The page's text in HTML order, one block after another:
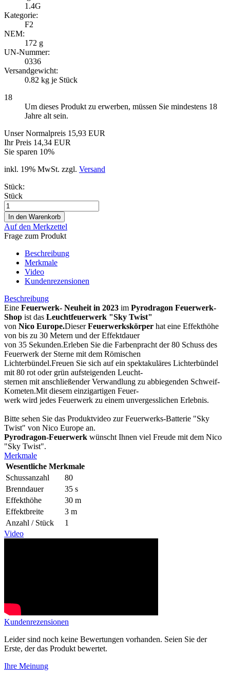
1.4G
Kategorie:
F2
NEM:
172 g
UN-Nummer:
0336
Versandgewicht:
0.82 kg je Stück
18
Um dieses Produkt zu erwerben, müssen Sie mindestens 18
Jahre alt sein.
Unser Normalpreis 15,93 EUR
Ihr Preis 14,34 EUR
Sie sparen 10%
inkl. 19% MwSt. zzgl. Versand
Stück:
Stück
Auf den Merkzettel
Frage zum Produkt
Beschreibung
Merkmale
Video
Kundenrezensionen
Beschreibung
Eine Feuerwerk- Neuheit in 2023 im Pyrodragon Feuerwerk-
Shop ist das Leuchtfeuerwerk "Sky Twist"
von Nico Europe.DieserFeuerwerkskörper hat eine Effekthöhe
von bis zu 30 Metern und der Effektdauer
von 35 Sekunden.Erleben Sie die Farbenpracht der 80 Schuss des
Feuerwerk der Sterne mit dem Römischen
Lichterbündel.Freuen Sie sich auf ein spektakuläres Lichterbündel
mit 80 rot oder grün aufsteigenden Leucht-
sternen mit anschließender Verwandlung zu abbiegenden Schweif-
Kometen.Mit diesem einzigartigen Feuer-
werk wird jedes Feuerwerk zu einem unvergesslichen Erlebnis.
Bitte sehen Sie das Produktvideo zur Feuerwerks-Batterie "Sky
Twist" von Nico Europe an.
Pyrodragon-Feuerwerk wünscht Ihnen viel Freude mit dem Nico
"Sky Twist".
Merkmale
Wesentliche Merkmale
Schussanzahl
80
Brenndauer
35 s
Effekthöhe
30 m
Effektbreite
3 m
Anzahl / Stück
1
Video
Kundenrezensionen
Leider sind noch keine Bewertungen vorhanden. Seien Sie der
Erste, der das Produkt bewertet.
Ihre Meinung